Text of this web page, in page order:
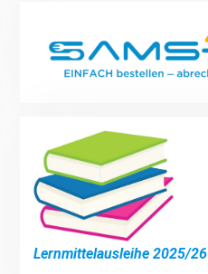
Lernmittelausleihe 2025/26